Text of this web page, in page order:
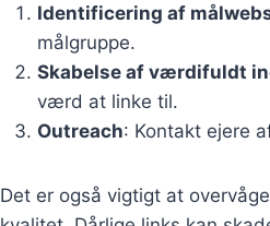
Identificering af
målgruppe.
Skabelse af værdifuldt
værd at linke til.
Outreach: Kontakt ejere
Det er også vigtigt at